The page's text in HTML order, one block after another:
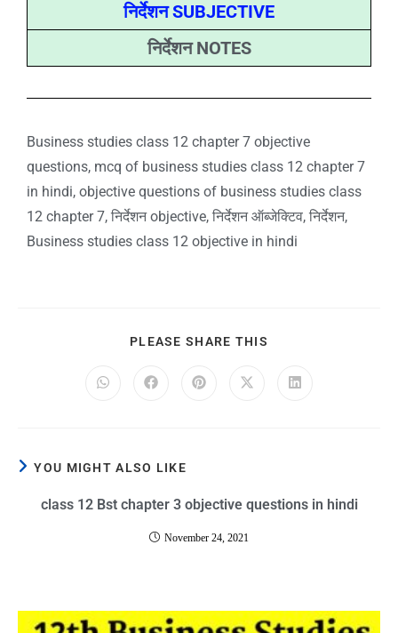
निर्देशन SUBJECTIVE
निर्देशन NOTES
Business studies class 12 chapter 7 objective
questions, mcq of business studies class 12 chapter 7
in hindi, objective questions of business studies class
12 chapter 7, निर्देशन objective, निर्देशन ऑब्जेक्टिव, निर्देशन,
Business studies class 12 objective in hindi
PLEASE SHARE THIS
YOU MIGHT ALSO LIKE
class 12 Bst chapter 3 objective questions in hindi
November 24, 2021